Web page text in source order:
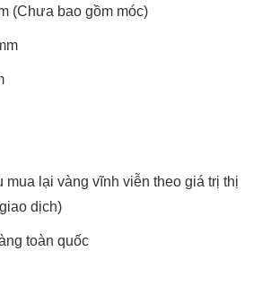
(Chưa bao gồm móc)
mua lại vàng vĩnh viễn theo giá trị thị
dịch)
toàn quốc